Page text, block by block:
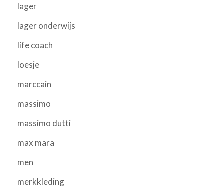
lager
lager onderwijs
life coach
loesje
marccain
massimo
massimo dutti
max mara
men
merkkleding